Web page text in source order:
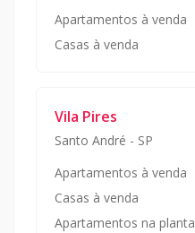
Apartamentos à venda
Casas à venda
Vila Pires
Santo André - SP
Apartamentos à venda
Casas à venda
Apartamentos na planta